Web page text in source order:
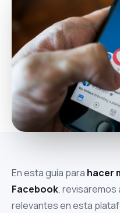
En esta guía para hacer
Facebook, revisaremos
relevantes en esta